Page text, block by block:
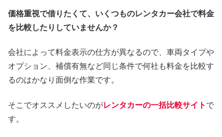
価格重視で借りたくて、いくつものレンタカー会社で料金
を比較したりしていませんか？
会社によって料金表示の仕方が異なるので、車両タイプや
オプション、補償有無など同じ条件で何社も料金を比較す
るのはかなり面倒な作業です。
そこでオススメしたいのがレンタカーの一括比較サイト で
す。